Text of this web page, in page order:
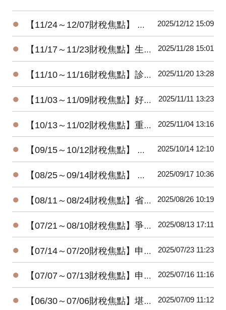
● 【11/24～12/07財稅焦點】 暖心減負擔-所得稅及貨物稅惠民措施 2025/12/12 15:09
● 【11/17～11/23財稅焦點】生前贈房 小心屋主變房客 2025/11/28 15:01
● 【11/10～11/16財稅焦點】診所自費漏報 將補稅加罰 2025/11/20 13:28
● 【11/03～11/09財稅焦點】好野人收入，股利占四成 2025/11/11 13:23
● 【10/13～11/02財稅焦點】重購退稅，注意五年限制 2025/11/04 13:16
● 【09/15～10/12財稅焦點】 想賺檢舉獎金 五情況無用 2025/10/14 12:10
● 【08/25～09/14財稅焦點】 發票中獎 想領獎有條件 2025/09/17 10:36
● 【08/11～08/24財稅焦點】省稅大放送!! 明年三種家庭型態免繳稅 2025/08/26 10:19
● 【07/21～08/10財稅焦點】爭錢爭權 三重地產王死後多年未入葬 2025/08/13 17:11
● 【07/14～07/20財稅焦點】申報遺產稅，別忘了股東往來 2025/07/23 11:23
● 【07/07～07/13財稅焦點】申請重購退稅遷戶籍需在兩年內完成 2025/07/16 11:16
● 【06/30～07/06財稅焦點】堪稱人生勝利組! 兩戶千萬大戶去年不用繳稅 2025/07/09 11:12